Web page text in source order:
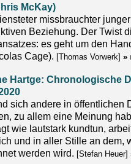
McKay)
missbrauchter
Beziehung. Der Twist
es geht um den
Cage). [Thomas Vorwerk] »
Hartge: Chronologische
sich andere in öffentlichen
zu allem eine Meinung
wie lautstark kundtun,
und in aller Stille an dem,
werden wird. [Stefan Heuer]